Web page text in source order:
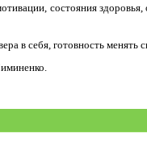
состояния
в себя, готовность